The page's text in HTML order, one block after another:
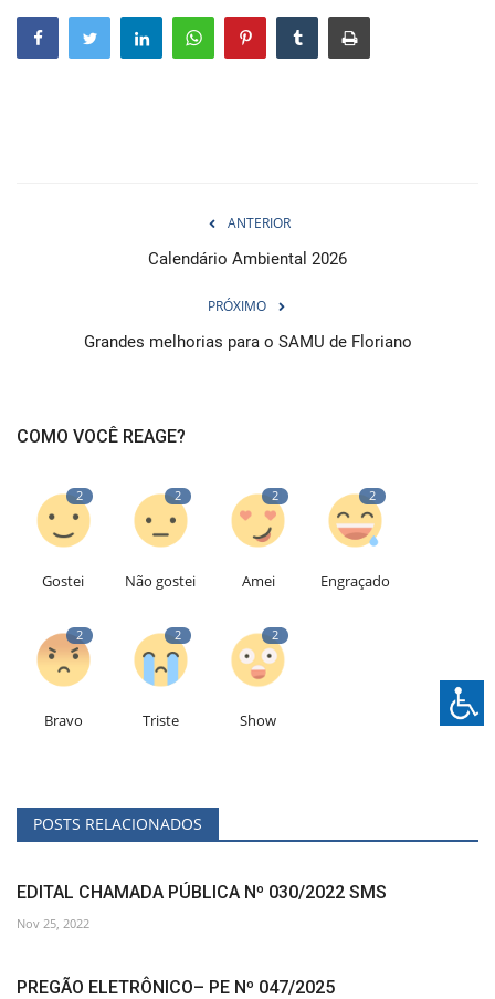
ANTERIOR
Calendário Ambiental 2026
PRÓXIMO
Grandes melhorias para o SAMU de Floriano
COMO VOCÊ REAGE?
2
Gostei
2
Não gostei
2
Amei
2
Engraçado
2
Bravo
2
Triste
2
Show
POSTS RELACIONADOS
EDITAL CHAMADA PÚBLICA Nº 030/2022 SMS
Nov 25, 2022
PREGÃO ELETRÔNICO– PE Nº 047/2025